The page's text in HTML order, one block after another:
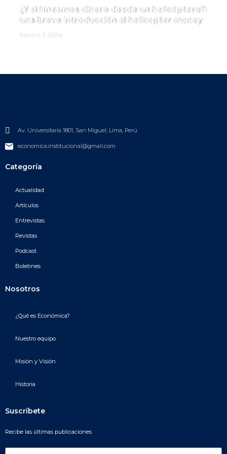
¿Y si lanzamos dinero desde un helicóptero?:
una breve introducción al helicopter money
Av. Universitaria 1801, San Miguel, Lima, Perú
economica.institucional@gmail.com
Categoría
Actualidad
Artículos
Entrevistas
Revistas
Podcast
Boletines
Nosotros
¿Qué es Económica?
Nuestro equipo
Misión y Visión
Historia
Suscríbete
Recibe las últimas publicaciones